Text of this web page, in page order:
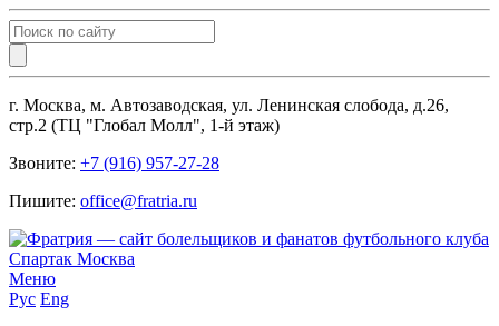
г. Москва, м. Автозаводская, ул. Ленинская слобода, д.26,
стр.2 (ТЦ "Глобал Молл", 1-й этаж)
Звоните: +7 (916) 957-27-28
Пишите: office@fratria.ru
Меню
Рус Eng